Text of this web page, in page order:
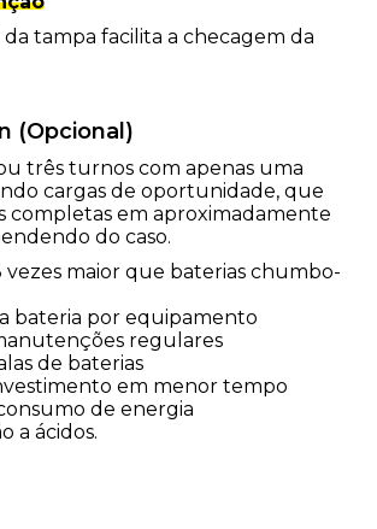
tampa facilita a checagem da
(Opcional)
três turnos com apenas uma
cargas de oportunidade, que
completas em aproximadamente
do caso.
vezes maior que baterias chumbo-
bateria por equipamento
regulares
de baterias
em menor tempo
de energia
a ácidos.